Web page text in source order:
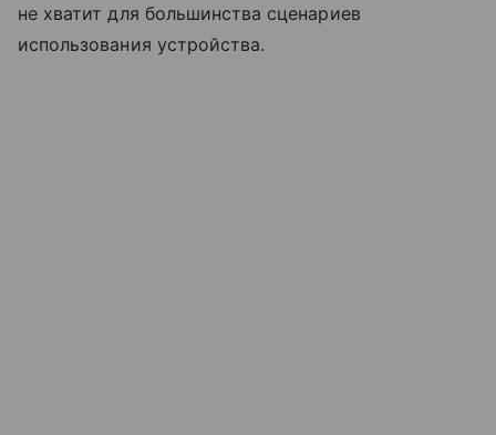
не хватит для большинства сценариев
использования устройства.